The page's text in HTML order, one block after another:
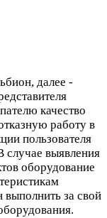
далее -
качество
работу в
пользователя
случае выявления
оборудование
за свой